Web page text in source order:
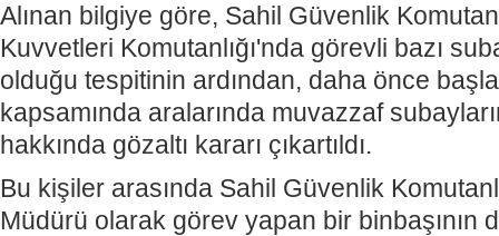
Alınan bilgiye göre, Sahil Güvenlik
Kuvvetleri Komutanlığı'nda görevli bazı
olduğu tespitinin ardından, daha önce
kapsamında aralarında muvazzaf
hakkında gözaltı kararı çıkartıldı.
Bu kişiler arasında Sahil Güvenlik
Müdürü olarak görev yapan bir binbaşının